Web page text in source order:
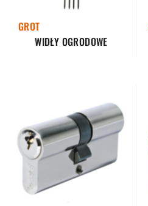
GROT
WIDŁY OGRODOWE